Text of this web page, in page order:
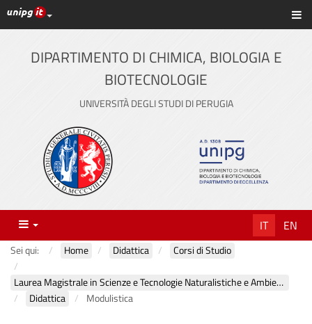
Vai
al
contenuto
principale
Link ai principali servizi web di Ateneo
DIPARTIMENTO DI CHIMICA, BIOLOGIA E
BIOTECNOLOGIE
UNIVERSITÀ DEGLI STUDI DI PERUGIA
Menu IT EN
Sei qui: Home Didattica Corsi di Studio
Laurea Magistrale in Scienze e Tecnologie Naturalistiche e Ambientali
Didattica
Modulistica